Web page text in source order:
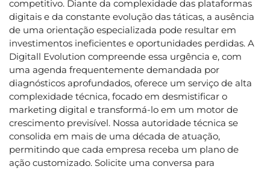
competitivo. Diante da complexidade das plataformas
digitais e da constante evolução das táticas, a ausência
de uma orientação especializada pode resultar em
investimentos ineficientes e oportunidades perdidas. A
Digitall Evolution compreende essa urgência e, com
uma agenda frequentemente demandada por
diagnósticos aprofundados, oferece um serviço de alta
complexidade técnica, focado em desmistificar o
marketing digital e transformá-lo em um motor de
crescimento previsível. Nossa autoridade técnica se
consolida em mais de uma década de atuação,
permitindo que cada empresa receba um plano de
ação customizado. Solicite uma conversa para